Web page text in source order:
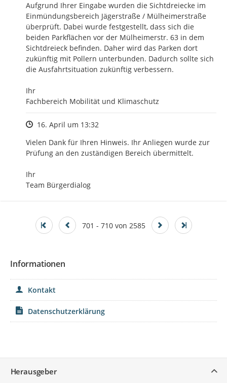
Aufgrund Ihrer Eingabe wurden die Sichtdreiecke im
Einmündungsbereich Jägerstraße / Mülheimerstraße
überprüft. Dabei wurde festgestellt, dass sich die
beiden Parkflächen vor der Mülheimerstr. 63 in dem
Sichtdreieck befinden. Daher wird das Parken dort
zukünftig mit Pollern unterbunden. Dadurch sollte sich
die Ausfahrtsituation zukünftig verbessern.
Ihr
Fachbereich Mobilität und Klimaschutz
Zeitpunkt des Erstellens
16. April um 13:32
Vielen Dank für Ihren Hinweis. Ihr Anliegen wurde zur
Prüfung an den zuständigen Bereich übermittelt.
Ihr
Team Bürgerdialog
701 - 710 von 2585
Informationen
Kontakt
Datenschutzerklärung
Herausgeber